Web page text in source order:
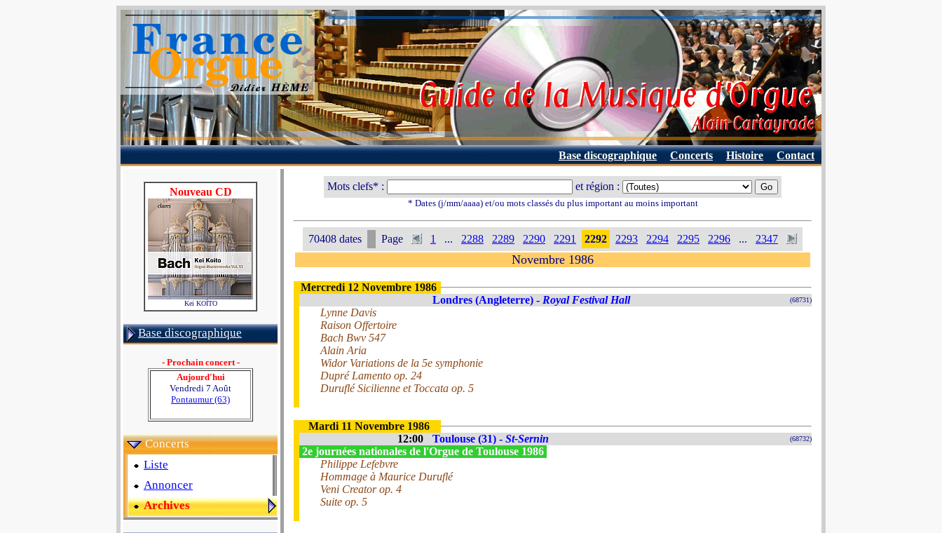
Base discographique Concerts Histoire Contact
Nouveau CD
Kei KOÏTO
Base discographique
- Prochain concert -
Aujourd'hui
Vendredi 7 Août
Pontaumur (63)
Concerts
Liste
Annoncer
Archives
Mots clefs* : et région :
* Dates (j/mm/aaaa) et/ou mots classés du plus important au moins important
70408 dates Page 1 ... 2288 2289 2290 2291 2292 2293 2294 2295 2296 ... 2347
Novembre 1986
Mercredi 12 Novembre 1986
Londres (Angleterre) - Royal Festival Hall (68731)
Lynne Davis
Raison Offertoire
Bach Bwv 547
Alain Aria
Widor Variations de la 5e symphonie
Dupré Lamento op. 24
Duruflé Sicilienne et Toccata op. 5
Mardi 11 Novembre 1986
12:00
Toulouse (31) - St-Sernin (68732)
2e journées nationales de l'Orgue de Toulouse 1986
Philippe Lefebvre
Hommage à Maurice Duruflé
Veni Creator op. 4
Suite op. 5